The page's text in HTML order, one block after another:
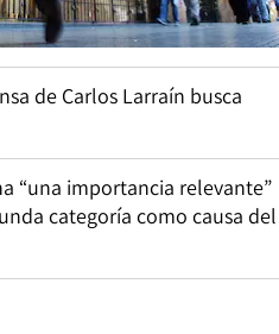
de Carlos Larraín busca
“una importancia relevante”
categoría como causa del